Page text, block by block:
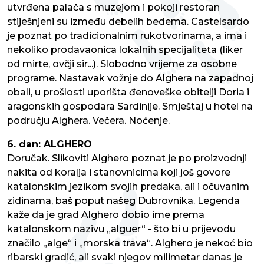
utvrđena palača s muzejom i pokoji restoran
stiješnjeni su između debelih bedema. Castelsardo
je poznat po tradicionalnim rukotvorinama, a ima i
nekoliko prodavaonica lokalnih specijaliteta (liker
od mirte, ovčji sir...). Slobodno vrijeme za osobne
programe. Nastavak vožnje do Alghera na zapadnoj
obali, u prošlosti uporišta đenoveške obitelji Doria i
aragonskih gospodara Sardinije. Smještaj u hotel na
području Alghera. Večera. Noćenje.
6. dan: ALGHERO
Doručak. Slikoviti Alghero poznat je po proizvodnji
nakita od koralja i stanovnicima koji još govore
katalonskim jezikom svojih predaka, ali i očuvanim
zidinama, baš poput našeg Dubrovnika. Legenda
kaže da je grad Alghero dobio ime prema
katalonskom nazivu „alguer“ - što bi u prijevodu
značilo „alge“ i „morska trava“. Alghero je nekoć bio
ribarski gradić, ali svaki njegov milimetar danas je